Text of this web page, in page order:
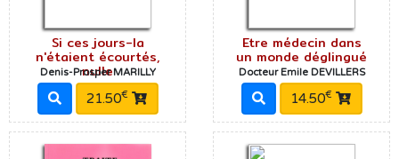
Si ces jours-la
n'étaient écourtés,
nulle
Denis-Prosper MARILLY
21.50€
Etre médecin dans
un monde déglingué
Docteur Emile DEVILLERS
14.50€